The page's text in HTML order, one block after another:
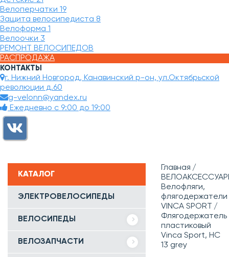
Велоперчатки 19
Защита велосипедиста 8
Велоформа 1
Велоочки 3
РЕМОНТ ВЕЛОСИПЕДОВ
РАСПРОДАЖА
КОНТАКТЫ
г. Нижний Новгород, Канавинский р-он, ул.Октябрьской
революции д.60
g-velonn@yandex.ru
Ежедневно с 9:00 до 19:00
КАТАЛОГ
ЭЛЕКТРОВЕЛОСИПЕДЫ
ВЕЛОСИПЕДЫ
ВЕЛОЗАПЧАСТИ
Главная
Велофляги,
флягодержатели
VINCA SPORT
Флягодержатель
пластиковый
Vinca Sport, HC
13 grey